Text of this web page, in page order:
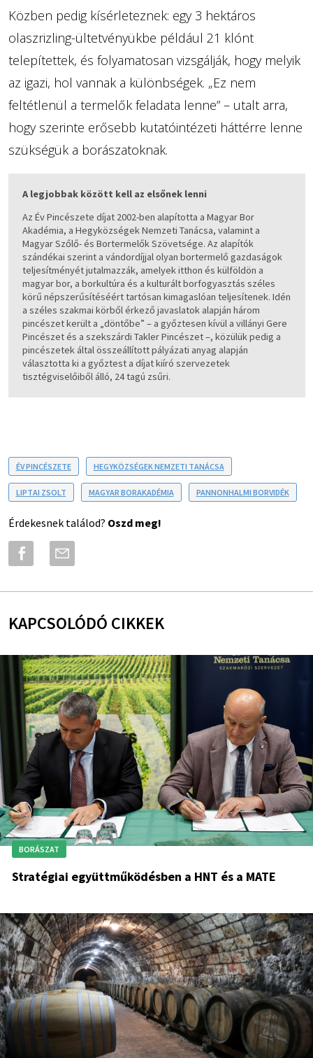
Közben pedig kísérleteznek: egy 3 hektáros
olaszrizling-ültetvényükbe például 21 klónt
telepítettek, és folyamatosan vizsgálják, hogy melyik
az igazi, hol vannak a különbségek. „Ez nem
feltétlenül a termelők feladata lenne” – utalt arra,
hogy szerinte erősebb kutatóintézeti háttérre lenne
szükségük a borászatoknak.
A legjobbak között kell az elsőnek lenni
Az Év Pincészete díjat 2002-ben alapította a Magyar Bor
Akadémia, a Hegyközségek Nemzeti Tanácsa, valamint a
Magyar Szőlő- és Bortermelők Szövetsége. Az alapítók
szándékai szerint a vándordíjjal olyan bortermelő gazdaságok
teljesítményét jutalmazzák, amelyek itthon és külföldön a
magyar bor, a borkultúra és a kulturált borfogyasztás széles
körű népszerűsítéséért tartósan kimagaslóan teljesítenek. Idén
a széles szakmai körből érkező javaslatok alapján három
pincészet került a „döntőbe” – a győztesen kívül a villányi Gere
Pincészet és a szekszárdi Takler Pincészet –, közülük pedig a
pincészetek által összeállított pályázati anyag alapján
választotta ki a győztest a díjat kiíró szervezetek
tisztégviselőiből álló, 24 tagú zsűri.
ÉV PINCÉSZETE HEGYKÖZSÉGEK NEMZETI TANÁCSA
LIPTAI ZSOLT MAGYAR BORAKADÉMIA PANNONHALMI BORVIDÉK
Érdekesnek találod? Oszd meg!
KAPCSOLÓDÓ CIKKEK
BORÁSZAT
Stratégiai együttműködésben a HNT és a MATE